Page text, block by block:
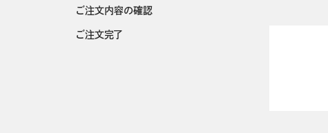
ご注文内容の確認
ご注文完了